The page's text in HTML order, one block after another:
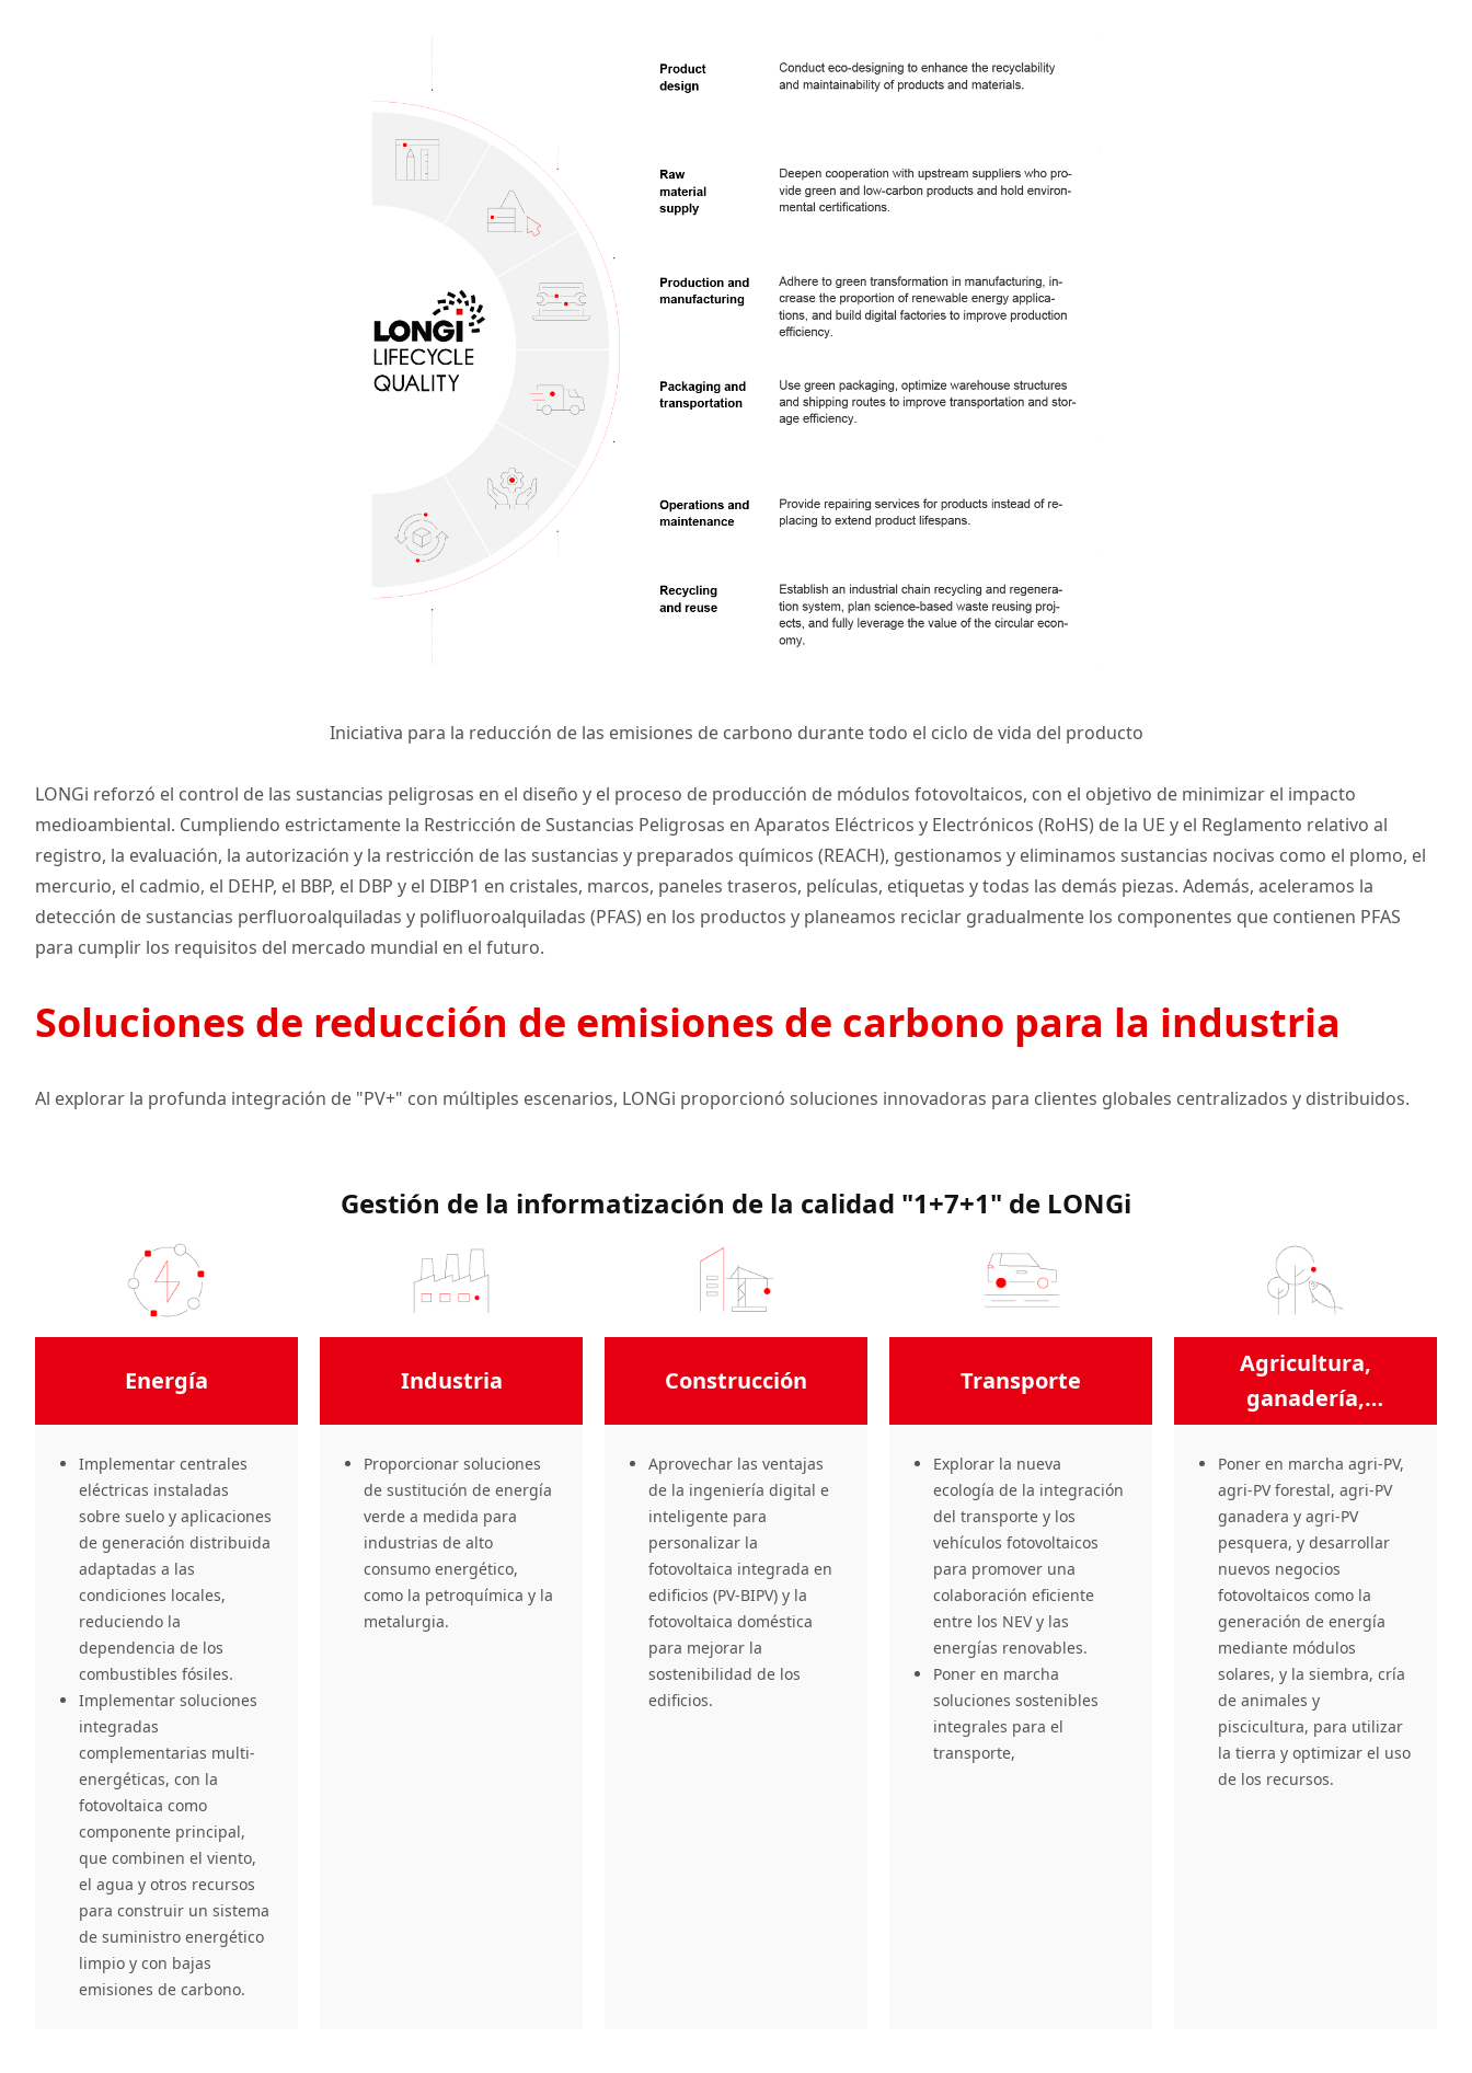
Iniciativa para la reducción de las emisiones de carbono durante todo el ciclo de vida del producto
LONGi reforzó el control de las sustancias peligrosas en el diseño y el proceso de producción de módulos fotovoltaicos, con el objetivo de minimizar el impacto
medioambiental. Cumpliendo estrictamente la Restricción de Sustancias Peligrosas en Aparatos Eléctricos y Electrónicos (RoHS) de la UE y el Reglamento relativo al
registro, la evaluación, la autorización y la restricción de las sustancias y preparados químicos (REACH), gestionamos y eliminamos sustancias nocivas como el plomo, el
mercurio, el cadmio, el DEHP, el BBP, el DBP y el DIBP1 en cristales, marcos, paneles traseros, películas, etiquetas y todas las demás piezas. Además, aceleramos la
detección de sustancias perfluoroalquiladas y polifluoroalquiladas (PFAS) en los productos y planeamos reciclar gradualmente los componentes que contienen PFAS
para cumplir los requisitos del mercado mundial en el futuro.
Soluciones de reducción de emisiones de carbono para la industria
Al explorar la profunda integración de "PV+" con múltiples escenarios, LONGi proporcionó soluciones innovadoras para clientes globales centralizados y distribuidos.
Gestión de la informatización de la calidad "1+7+1" de LONGi
Energía
Implementar centrales
eléctricas instaladas
sobre suelo y aplicaciones
de generación distribuida
adaptadas a las
condiciones locales,
reduciendo la
dependencia de los
combustibles fósiles.
Implementar soluciones
integradas
complementarias multi-
energéticas, con la
fotovoltaica como
componente principal,
que combinen el viento,
el agua y otros recursos
para construir un sistema
de suministro energético
limpio y con bajas
emisiones de carbono.
Industria
Proporcionar soluciones
de sustitución de energía
verde a medida para
industrias de alto
consumo energético,
como la petroquímica y la
metalurgia.
Construcción
Aprovechar las ventajas
de la ingeniería digital e
inteligente para
personalizar la
fotovoltaica integrada en
edificios (PV-BIPV) y la
fotovoltaica doméstica
para mejorar la
sostenibilidad de los
edificios.
Transporte
Explorar la nueva
ecología de la integración
del transporte y los
vehículos fotovoltaicos
para promover una
colaboración eficiente
entre los NEV y las
energías renovables.
Poner en marcha
soluciones sostenibles
integrales para el
transporte,
Agricultura,
ganadería,
silvicultura y pesca
Poner en marcha agri-PV,
agri-PV forestal, agri-PV
ganadera y agri-PV
pesquera, y desarrollar
nuevos negocios
fotovoltaicos como la
generación de energía
mediante módulos
solares, y la siembra, cría
de animales y
piscicultura, para utilizar
la tierra y optimizar el uso
de los recursos.